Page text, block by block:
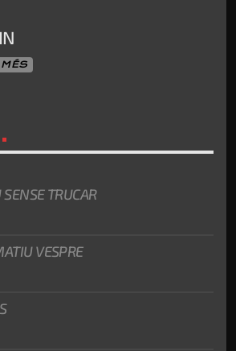
MÉS
SENSE TRUCAR
VESPRE